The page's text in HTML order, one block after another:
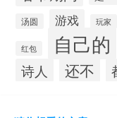
汤圆 游戏 玩家
红包 自己的
诗人 还不